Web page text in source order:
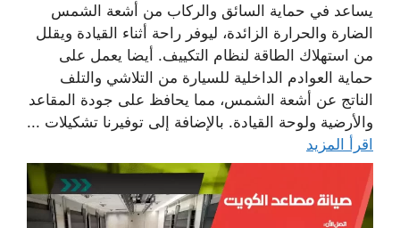
يساعد في حماية السائق والركاب من أشعة الشمس
الضارة والحرارة الزائدة، ليوفر راحة أثناء القيادة ويقلل
من استهلاك الطاقة لنظام التكييف. أيضا يعمل على
حماية العوادم الداخلية للسيارة من التلاشي والتلف
الناتج عن أشعة الشمس، مما يحافظ على جودة المقاعد
والأرضية ولوحة القيادة. بالإضافة إلى توفيرنا تشكيلات ...
اقرأ المزيد